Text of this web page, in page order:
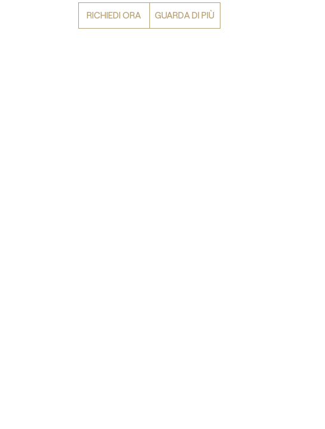
vanta durevolezza E prestazioni
impermeabiliÈ un'ottima scelta
per entrambi commerciale E
RICHIEDI ORA GUARDA DI PIÙ